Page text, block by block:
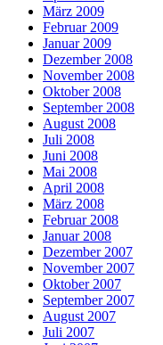
März 2009
Februar 2009
Januar 2009
Dezember 2008
November 2008
Oktober 2008
September 2008
August 2008
Juli 2008
Juni 2008
Mai 2008
April 2008
März 2008
Februar 2008
Januar 2008
Dezember 2007
November 2007
Oktober 2007
September 2007
August 2007
Juli 2007